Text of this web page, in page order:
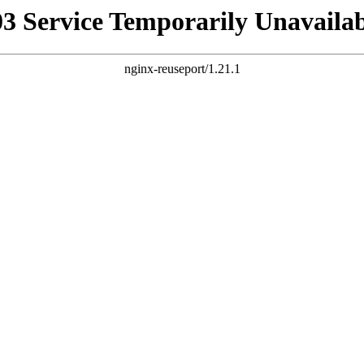
Service Temporarily
nginx-reuseport/1.21.1